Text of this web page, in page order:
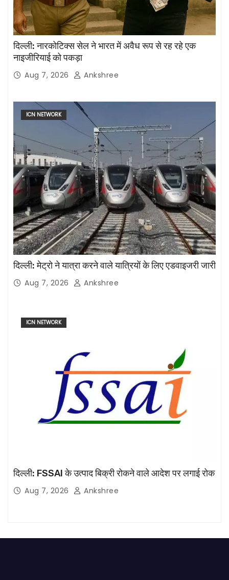
दिल्ली: नारकोटिक्स सेल ने भारत में अवैध रूप से रह रहे एक
नाइजीरियाई को पकड़ा
Aug 7, 2026 Ankshree
ICN NETWORK
दिल्ली: मेट्रो ने यात्रा करने वाले यात्रियों के लिए एडवाइजरी जारी
Aug 7, 2026 Ankshree
ICN NETWORK
दिल्ली: FSSAI के उत्पाद बिक्री रोकने वाले आदेश पर लगाई रोक
Aug 7, 2026 Ankshree